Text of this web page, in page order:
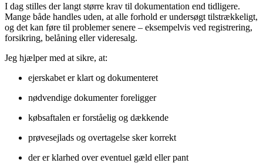
I dag stilles der langt større krav til dokumentation end tidligere.
Mange både handles uden, at alle forhold er undersøgt tilstrækkeligt,
og det kan føre til problemer senere – eksempelvis ved registrering,
forsikring, belåning eller videresalg.
Jeg hjælper med at sikre, at:
ejerskabet er klart og dokumenteret
nødvendige dokumenter foreligger
købsaftalen er forståelig og dækkende
prøvesejlads og overtagelse sker korrekt
der er klarhed over eventuel gæld eller pant